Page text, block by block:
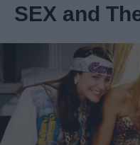
SEX and